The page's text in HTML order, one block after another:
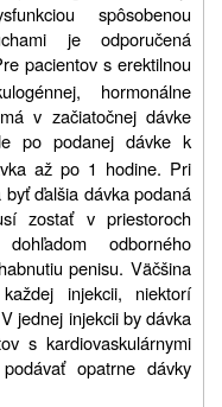
spôsobenou
je odporučená
pacientov s erektilnou
hormonálne
v začiatočnej dávke
po podanej dávke k
až po 1 hodine. Pri
ďalšia dávka podaná
zostať v priestoroch
odborného
penisu. Väčšina
injekcii, niektorí
jednej injekcii by dávka
s kardiovaskulárnymi
opatrne dávky